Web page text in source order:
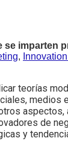
se imparten
,
teorías
medios
de
y